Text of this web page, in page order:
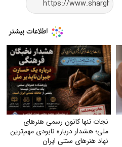
نجات تنها کانون رسمی هنرهای
ملی؛ هشدار درباره نابودی مهم‌ترین
نهاد هنرهای سنتی ایران